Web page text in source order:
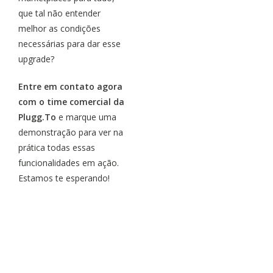
que tal não entender
melhor as condições
necessárias para dar esse
upgrade?
Entre em contato agora
com o time comercial da
Plugg.To e marque uma
demonstração para ver na
prática todas essas
funcionalidades em ação.
Estamos te esperando!